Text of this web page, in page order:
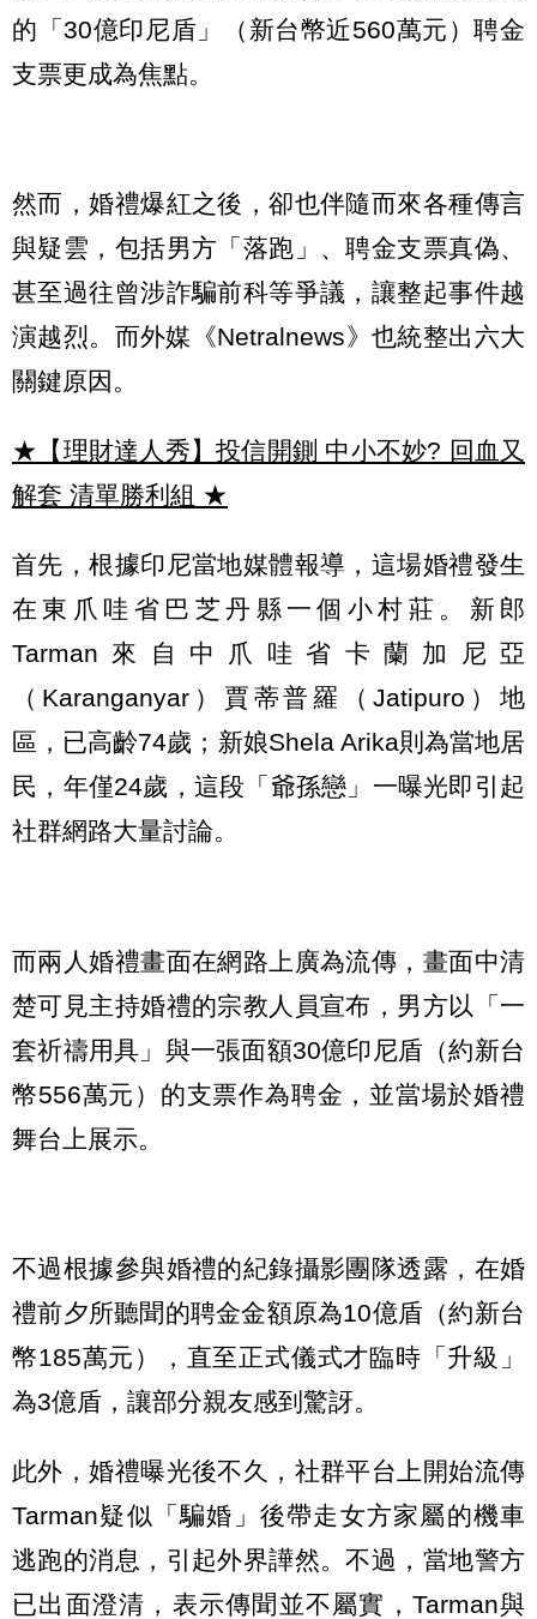
的「30億印尼盾」（新台幣近560萬元）聘金
支票更成為焦點。
然而，婚禮爆紅之後，卻也伴隨而來各種傳言
與疑雲，包括男方「落跑」、聘金支票真偽、
甚至過往曾涉詐騙前科等爭議，讓整起事件越
演越烈。而外媒《Netralnews》也統整出六大
關鍵原因。
★【理財達人秀】投信開鍘 中小不妙? 回血又
解套 清單勝利組 ★
首先，根據印尼當地媒體報導，這場婚禮發生
在東爪哇省巴芝丹縣一個小村莊。新郎
Tarman來自中爪哇省卡蘭加尼亞
（Karanganyar）賈蒂普羅（Jatipuro）地
區，已高齡74歲；新娘Shela Arika則為當地居
民，年僅24歲，這段「爺孫戀」一曝光即引起
社群網路大量討論。
而兩人婚禮畫面在網路上廣為流傳，畫面中清
楚可見主持婚禮的宗教人員宣布，男方以「一
套祈禱用具」與一張面額30億印尼盾（約新台
幣556萬元）的支票作為聘金，並當場於婚禮
舞台上展示。
不過根據參與婚禮的紀錄攝影團隊透露，在婚
禮前夕所聽聞的聘金金額原為10億盾（約新台
幣185萬元），直至正式儀式才臨時「升級」
為3億盾，讓部分親友感到驚訝。
此外，婚禮曝光後不久，社群平台上開始流傳
Tarman疑似「騙婚」後帶走女方家屬的機車
逃跑的消息，引起外界譁然。不過，當地警方
已出面澄清，表示傳聞並不屬實，Tarman與